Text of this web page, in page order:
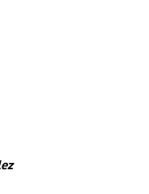
Corvalán
Grez